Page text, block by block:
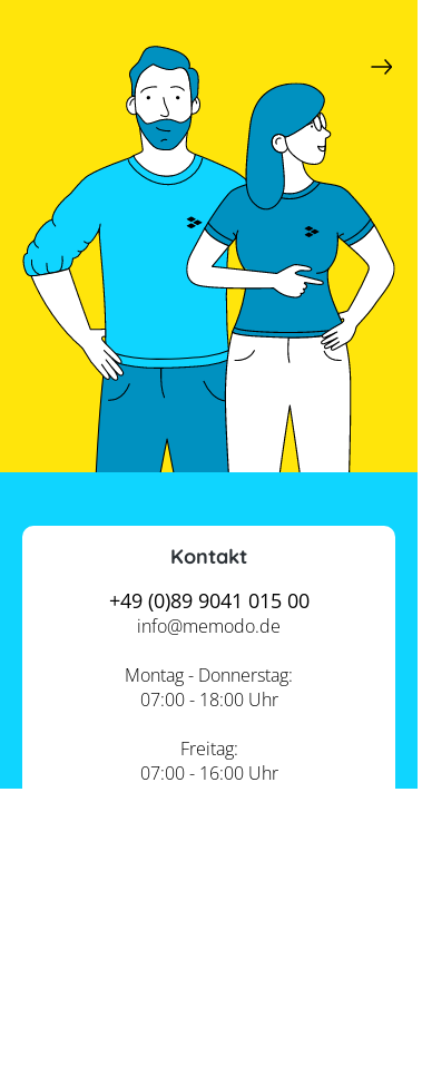
Kontakt
+49 (0)89 9041 015 00
info@memodo.de
Montag - Donnerstag:
07:00 - 18:00 Uhr
Freitag:
07:00 - 16:00 Uhr